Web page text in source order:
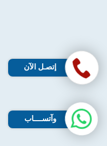
إتصـل الآن
وآتســــاب